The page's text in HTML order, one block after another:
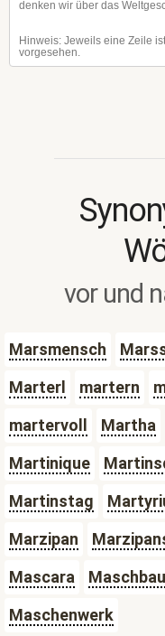
vor und
Marsmensch
Marterl
martern
martervoll
Martha
Martinique
Martinstag
Marzipan
Mascara
Maschbau
Maschenwerk